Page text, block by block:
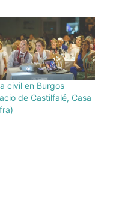
civil en Burgos
de Castilfalé, Casa